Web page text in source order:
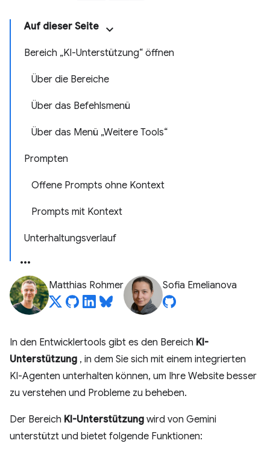
Auf dieser Seite
Bereich „KI-Unterstützung“ öffnen
Über die Bereiche
Über das Befehlsmenü
Über das Menü „Weitere Tools“
Prompten
Offene Prompts ohne Kontext
Prompts mit Kontext
Unterhaltungsverlauf
Matthias Rohmer Sofia Emelianova
In den Entwicklertools gibt es den Bereich KI-
Unterstützung , in dem Sie sich mit einem integrierten
KI-Agenten unterhalten können, um Ihre Website besser
zu verstehen und Probleme zu beheben.
Der Bereich KI-Unterstützung wird von Gemini
unterstützt und bietet folgende Funktionen: